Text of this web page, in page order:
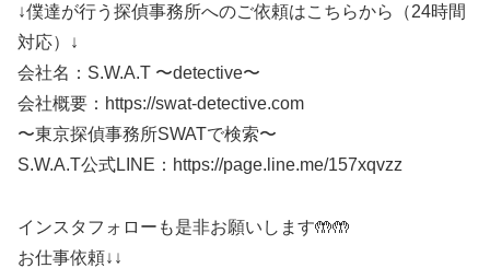
↓僕達が行う探偵事務所へのご依頼はこちらから（24時間
対応）↓
会社名：S.W.A.T 〜detective〜
会社概要：https://swat-detective.com
〜東京探偵事務所SWATで検索〜
S.W.A.T公式LINE：https://page.line.me/157xqvzz
インスタフォローも是非お願いします🤲🤲
お仕事依頼↓↓